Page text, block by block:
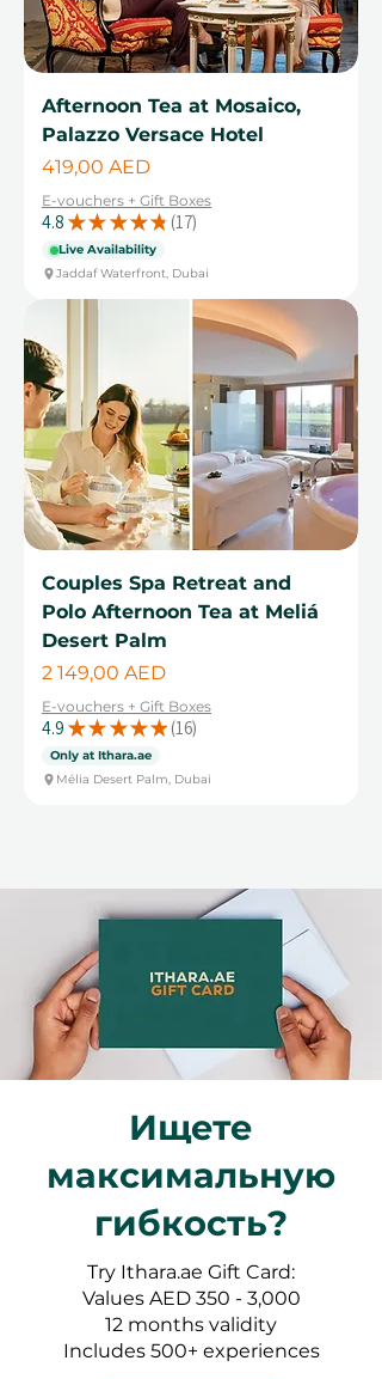
Afternoon Tea at Mosaico,
Palazzo Versace Hotel
Цена
419,00 AED
E-vouchers + Gift Boxes
4.8 ★ ★ ★ ★ ★ 17
17
Live Availability
Jaddaf Waterfront, Dubai
Couples Spa Retreat and
Polo Afternoon Tea at Meliá
Desert Palm
Цена
2 149,00 AED
E-vouchers + Gift Boxes
4.9 ★ ★ ★ ★ ★ 16
16
Only at Ithara.ae
Mélia Desert Palm, Dubai
Ищете
максимальную
гибкость?
Try Ithara.ae Gift Card:
Values AED 350 - 3,000
12 months validity
Includes 500+ experiences